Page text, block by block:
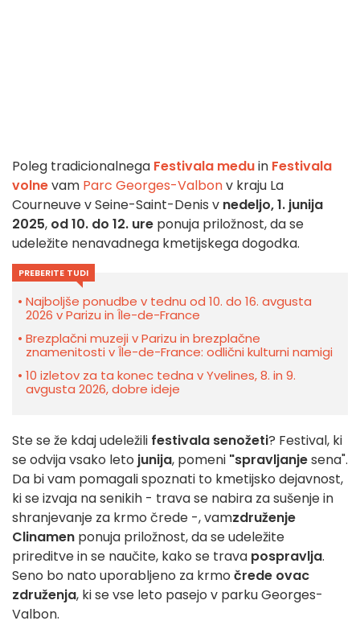
Poleg tradicionalnega Festivala meduin Festivala
volnevam Parc Georges-Valbonv kraju La
Courneuve v Seine-Saint-Denis v nedeljo, 1. junija
2025, od 10. do 12. ure ponuja priložnost, da se
udeležite nenavadnega kmetijskega dogodka.
PREBERITE TUDI
Najboljše ponudbe v tednu od 10. do 16. avgusta
2026 v Parizu in Île-de-France
Brezplačni muzeji v Parizu in brezplačne
znamenitosti v Île-de-France: odlični kulturni namigi
10 izletov za ta konec tedna v Yvelines, 8. in 9.
avgusta 2026, dobre ideje
Ste se že kdaj udeležili festivala senožeti? Festival, ki
se odvija vsako leto junija, pomeni "spravljanjesena".
Da bi vam pomagali spoznati to kmetijsko dejavnost,
ki se izvaja na senikih - trava se nabira za sušenje in
shranjevanje za krmo črede -, vamzdruženje
Clinamen ponuja priložnost, da se udeležite
prireditve in se naučite, kako se trava pospravlja.
Seno bo nato uporabljeno za krmo črede ovac
združenja, ki se vse leto pasejo v parku Georges-
Valbon.